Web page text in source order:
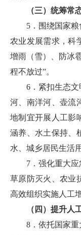
（三）统筹常
5．围绕国家
农业发展需求，科
增雨（雪）、防冰
程不放过”。
6．紧扣生态
河、南洋河、壶流
地制宜开展人工影
涵养、水土保持、
水、城乡居民生活
7．强化重大
草原防灭火、农业
高效组织实施人工
（四）提升人
8．依托国家